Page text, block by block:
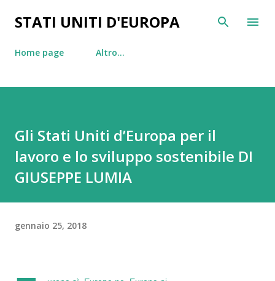
Passa ai contenuti principali
STATI UNITI D'EUROPA
Home page Altro…
Gli Stati Uniti d’Europa per il
lavoro e lo sviluppo sostenibile DI
GIUSEPPE LUMIA
gennaio 25, 2018